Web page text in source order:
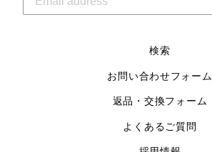
検索
お問い合わせフォーム
返品・交換フォーム
よくあるご質問